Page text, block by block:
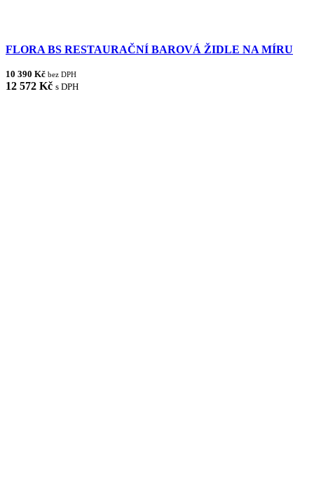
FLORA BS RESTAURAČNÍ BAROVÁ ŽIDLE NA MÍRU
10 390 Kč bez DPH
12 572 Kč s DPH